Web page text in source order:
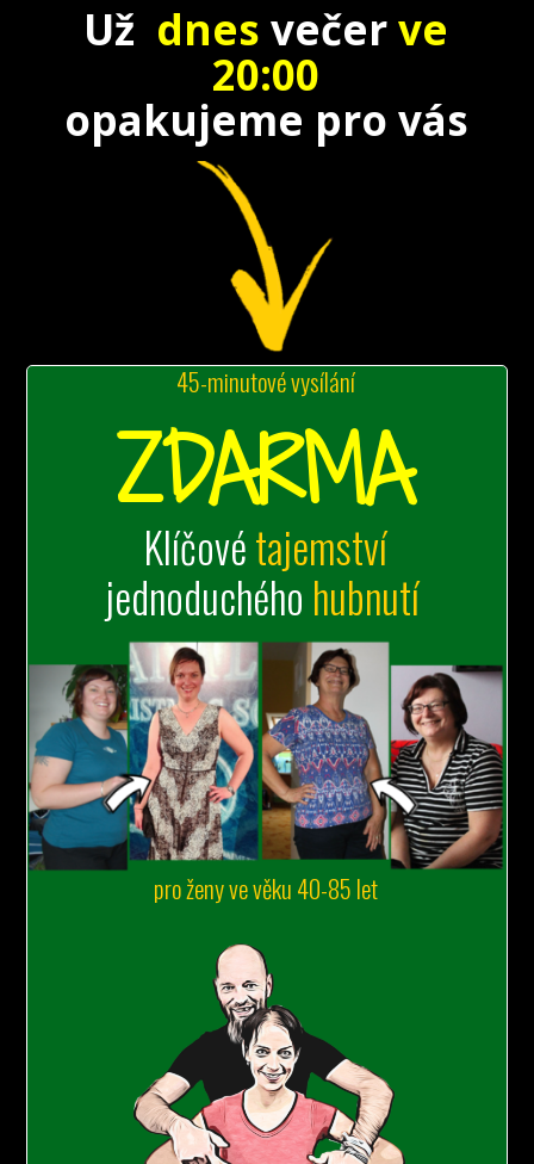
Už dnes večerve
20:00
opakujeme pro vás
45-minutové vysílání
ZDARMA
Klíčovétajemství
jednoduchého hubnutí
pro ženy ve věku 40-85 let